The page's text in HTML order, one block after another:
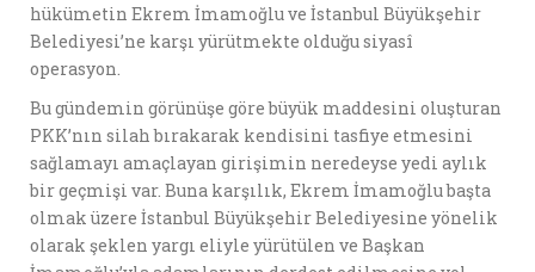
hükümetin Ekrem İmamoğlu ve İstanbul Büyükşehir
Belediyesi’ne karşı yürütmekte olduğu siyasî
operasyon.
Bu gündemin görünüşe göre büyük maddesini oluşturan
PKK’nın silah bırakarak kendisini tasfiye etmesini
sağlamayı amaçlayan girişimin neredeyse yedi aylık
bir geçmişi var. Buna karşılık, Ekrem İmamoğlu başta
olmak üzere İstanbul Büyükşehir Belediyesine yönelik
olarak şeklen yargı eliyle yürütülen ve Başkan